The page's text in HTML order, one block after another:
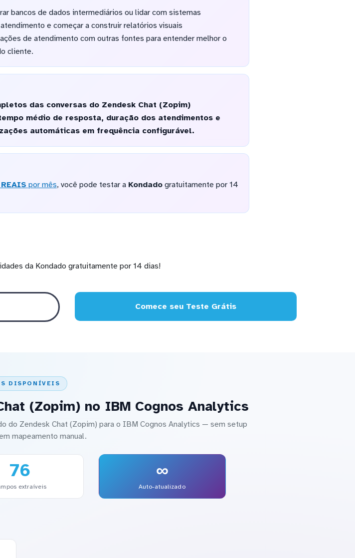
bancos de dados intermediários ou lidar com sistemas
e começar a construir relatórios visuais
de atendimento com outras fontes para entender melhor o
cliente.
das conversas do Zendesk Chat (Zopim)
médio de resposta, duração dos atendimentos e
automáticas em frequência configurável.
REAIS por mês, você pode testar a Kondadogratuitamente por 14
da Kondado gratuitamente por 14 dias!
Comece seu Teste Grátis
DISPONÍVEIS
(Zopim) no IBM Cognos Analytics
do Zendesk Chat (Zopim) para o IBM Cognos Analytics — sem setup
mapeamento manual.
76
extraíveis
∞
Auto-atualizado